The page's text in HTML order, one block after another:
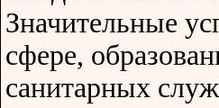
Значительные
сфере,
санитарных